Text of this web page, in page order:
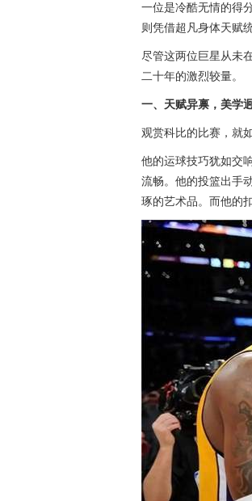
一位是冷酷无情的得
则凭借超凡身体天赋
尽管这两位巨星从未
二十年的激烈较量。
一、天赋异禀，美学
观赏科比的比赛，就
他的运球技巧犹如交
流畅。他的投篮出手
琢的艺术品。而他的